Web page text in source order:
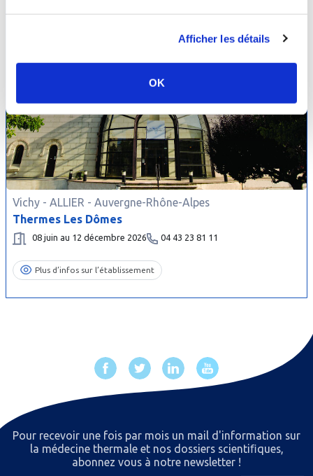
Afficher les détails
OK
Vichy - ALLIER - Auvergne-Rhône-Alpes
Thermes Les Dômes
08 juin au 12 décembre 2026 04 43 23 81 11
Plus d’infos sur l’établissement
Pour recevoir une fois par mois un mail d'information sur
la médecine thermale et nos dossiers scientiﬁques,
abonnez vous à notre newsletter !